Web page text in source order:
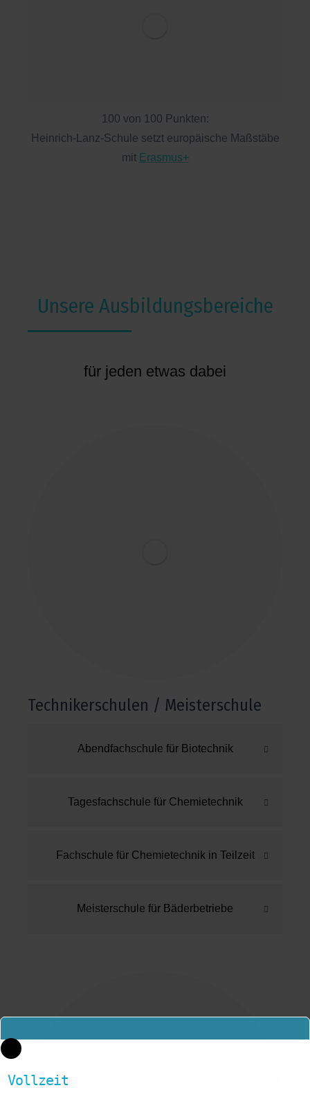
100 von 100 Punkten:
Heinrich-Lanz-Schule setzt europäische Maßstäbe
mit Erasmus+
Unsere Ausbildungsbereiche
für jeden etwas dabei
Technikerschulen / Meisterschule
Abendfachschule für Biotechnik
Tagesfachschule für Chemietechnik
Fachschule für Chemietechnik in Teilzeit
Meisterschule für Bäderbetriebe
Vollzeit